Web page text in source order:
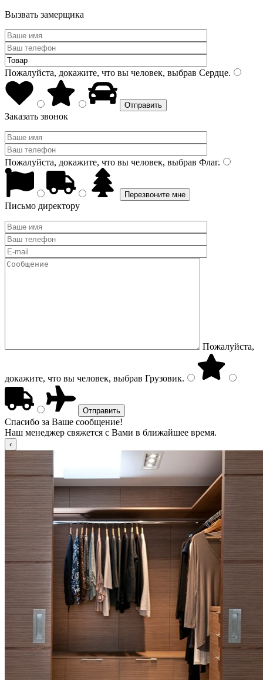
Вызвать замерщика
Пожалуйста, докажите, что вы человек, выбрав Сердце.
Заказать звонок
Пожалуйста, докажите, что вы человек, выбрав Флаг.
Письмо директору
Пожалуйста,
докажите, что вы человек, выбрав Грузовик.
Спасибо за Ваше сообщение!
Наш менеджер свяжется с Вами в ближайшее время.